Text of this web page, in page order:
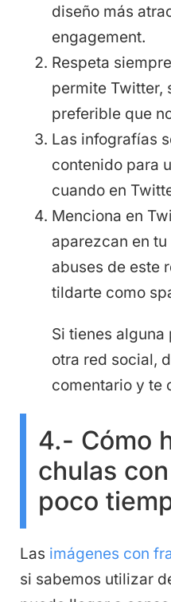
diseño más
engagement.
Respeta
permite Twitter,
preferible que
Las infografías
contenido para
cuando en
Menciona en
aparezcan en
abuses de este
tildarte como
Si tienes
otra red social,
comentario y te
4.- Cómo
chulas
poco
Las imágenes con
si sabemos utilizar